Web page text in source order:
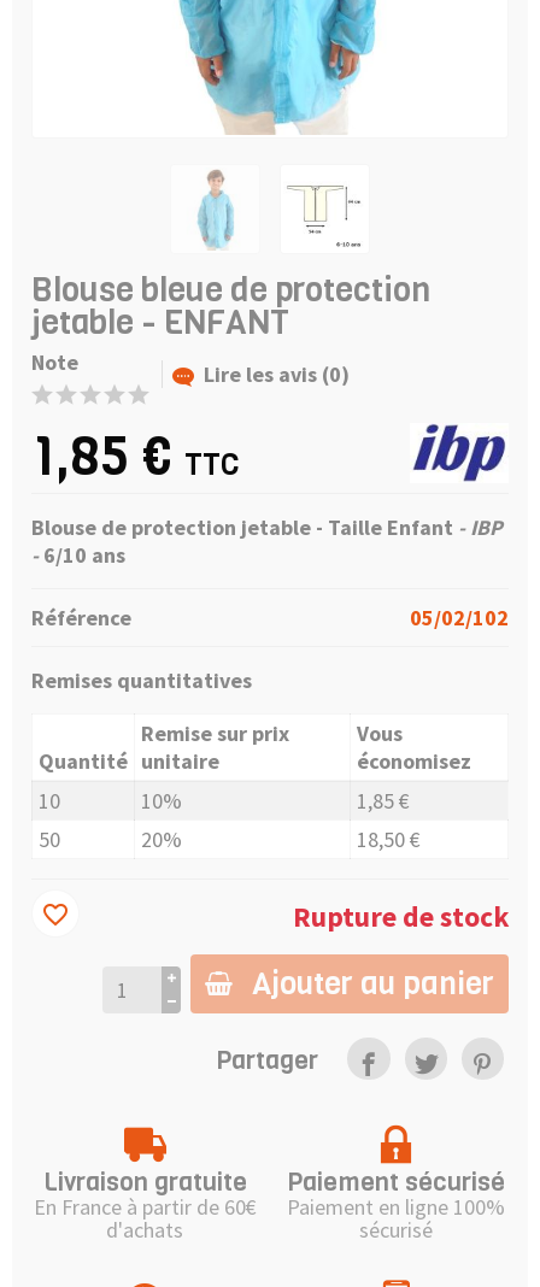
Blouse bleue de protection
jetable - ENFANT
Note Lire les avis (0)
1,85 € TTC
Blouse de protection jetable - Taille Enfant - IBP
-6/10 ans
Référence 05/02/102
Remises quantitatives
Quantité
Remise sur prix
unitaire
Vous
économisez
10
10%
1,85 €
50
20% 18,50 €
Rupture de stock
Ajouter au panier
favorite_border
Partager
Livraison gratuite
En France à partir de 60€
d'achats
Paiement sécurisé
Paiement en ligne 100%
sécurisé